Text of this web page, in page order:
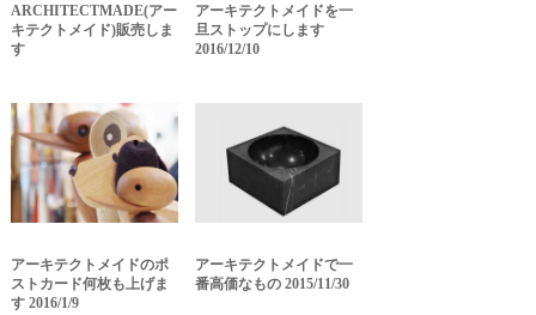
ARCHITECTMADE(アー
キテクトメイド)販売しま
す
アーキテクトメイドを一
旦ストップにします
2016/12/10
アーキテクトメイドのポ
ストカード何枚も上げま
す 2016/1/9
アーキテクトメイドで一
番高価なもの 2015/11/30